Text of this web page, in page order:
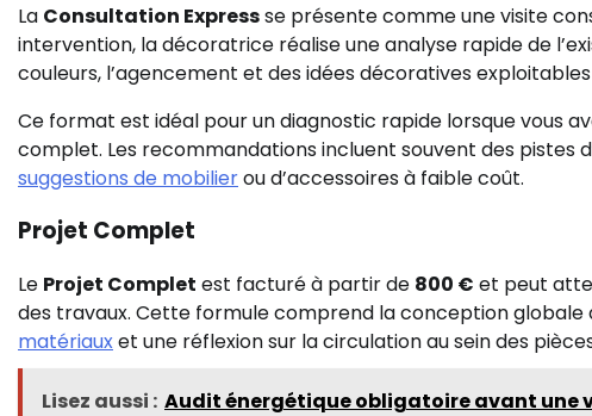
La Consultation Expressse présente comme une visite
intervention, la décoratrice réalise une analyse rapide de
couleurs, l’agencement et des idées décoratives
Ce format est idéal pour un diagnostic rapide lorsque vous
complet. Les recommandations incluent souvent des pistes
suggestions de mobilierou d’accessoires à faible coût.
Projet Complet
Le Projet Complet est facturé à partir de 800 € et peut
des travaux. Cette formule comprend la conception globale
matériauxet une réflexion sur la circulation au sein des
Lisez aussi : Audit énergétique obligatoire avant une